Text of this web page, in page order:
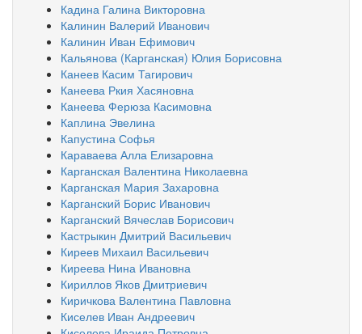
Кадина Галина Викторовна
Калинин Валерий Иванович
Калинин Иван Ефимович
Кальянова (Карганская) Юлия Борисовна
Канеев Касим Тагирович
Канеева Ркия Хасяновна
Канеева Ферюза Касимовна
Каплина Эвелина
Капустина Софья
Караваева Алла Елизаровна
Карганская Валентина Николаевна
Карганская Мария Захаровна
Карганский Борис Иванович
Карганский Вячеслав Борисович
Кастрыкин Дмитрий Васильевич
Киреев Михаил Васильевич
Киреева Нина Ивановна
Кириллов Яков Дмитриевич
Киричкова Валентина Павловна
Киселев Иван Андреевич